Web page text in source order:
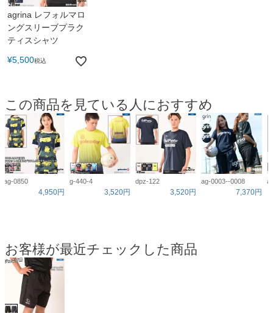
agrina レフォルマロ
ングスリーブプラク
ティスシャツ
¥5,500税込
この商品を見ている人におすすめ
ag-0850
4,950円
g-440-4
3,520円
dpz-122
3,520円
ag-0003--0008
7,370円
お客様が最近チェックした商品